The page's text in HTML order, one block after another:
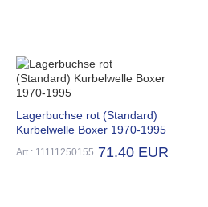
Lagerbuchse rot (Standard)
Kurbelwelle Boxer 1970-1995
Art.: 11111250155 71.40 EUR